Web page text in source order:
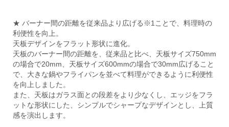
★ バーナー間の距離を従来品より広げる※1ことで、料理時の
利便性を向上。
天板デザインをフラット形状に進化。
天板のバーナー間の距離を、従来品と比べ、天板サイズ750mm
の場合で20mm、天板サイズ600mmの場合で30mm広げること
で、大きな鍋やフライパンを並べて料理ができるように利便性
を向上しました。
また、天板はガラス面との段差をより少なくし、エッジをフラ
ットな形状にした、シンプルでシャープなデザインとし、上質
感を演出します。